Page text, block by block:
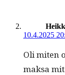
10.4.2025
Oli miten
mak­sa